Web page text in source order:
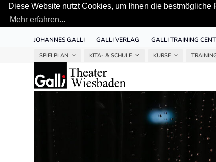
Diese Website nutzt Cookies, um Ihnen die
Mehr erfahren...
JOHANNES GALLI GALLI VERLAG GALLI TRAINING
SPIELPLAN KITA- & SCHULE KURSE